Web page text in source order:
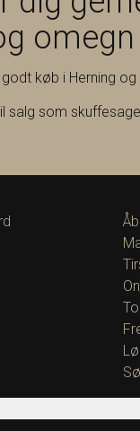
omegn
køb i Herning
salg som